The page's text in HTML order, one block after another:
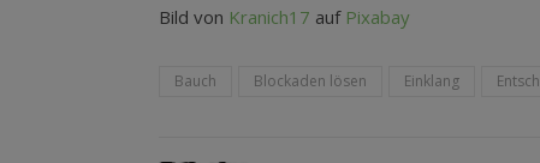
Bild von Kranich17 auf Pixabay
Bauch Blockaden lösen Einklang